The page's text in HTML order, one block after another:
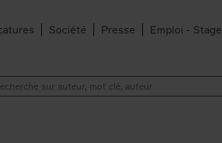
Société Presse Emploi - Stage